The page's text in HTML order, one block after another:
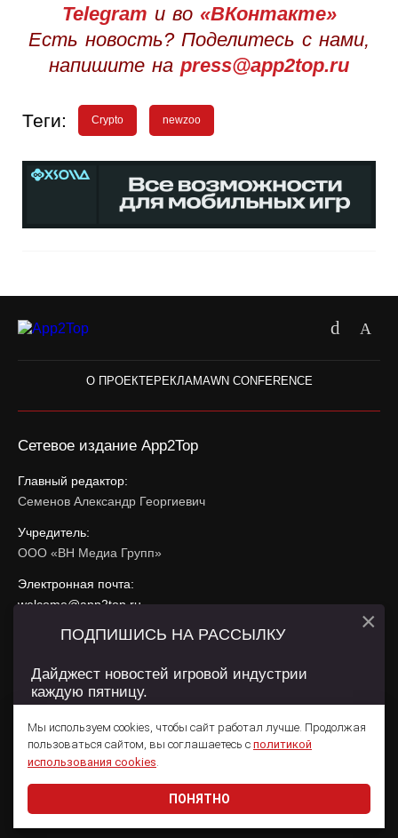
Telegram и во «ВКонтакте»
Есть новость? Поделитесь с нами,
напишите на press@app2top.ru
Теги: Crypto newzoo
О ПРОЕКТЕРЕКЛАМАWN CONFERENCE
Сетевое издание App2Top
Главный редактор:
Семенов Александр Георгиевич
Учредитель:
ООО «ВН Медиа Групп»
Электронная почта:
welcome@app2top.ru
При использовании материалов активная ссылка на
Сайт использует IP адреса, cookie, данные геолокации
использования содержатся вПолитике конфиденциальностии
Пользовательском соглашении .
© 2011 — 2026 App2Top 16+
Мы используем cookies, чтобы сайт работал лучше. Продолжая
пользоваться сайтом, вы соглашаетесь с политикой
использования cookies.
ПОНЯТНО
ПОДПИШИСЬ НА РАССЫЛКУ
Дайджест новостей игровой индустрии
каждую пятницу.
Даю согласие на обработкуперсональных данных
×